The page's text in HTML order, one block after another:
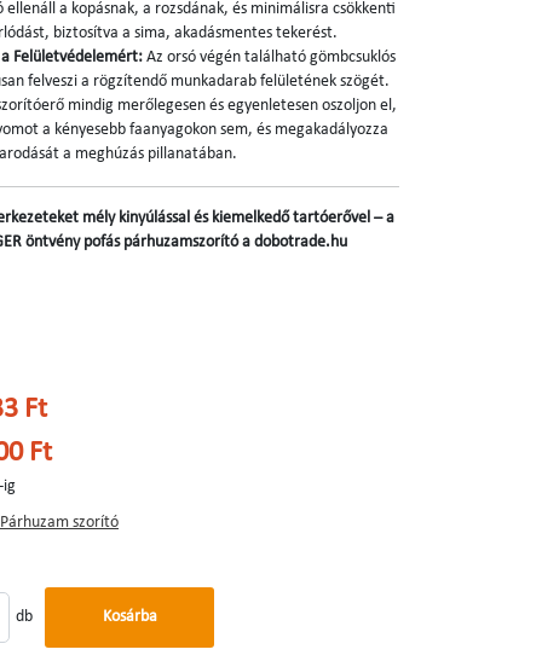
ellenáll a kopásnak, a rozsdának, és minimálisra csökkenti
biztosítva a sima, akadásmentes tekerést.
Felületvédelemért: Az orsó végén található gömbcsuklós
felveszi a rögzítendő munkadarab felületének szögét.
mindig merőlegesen és egyenletesen oszoljon el,
a kényesebb faanyagokon sem, és megakadályozza
a meghúzás pillanatában.
mély kinyúlással és kiemelkedő tartóerővel – a
öntvény pofás párhuzamszorító a dobotrade.hu
Ft
Ft
ig
Párhuzam szorító
db Kosárba